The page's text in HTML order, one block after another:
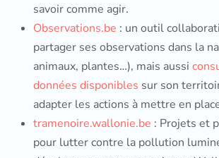
savoir comme agir.
Observations.be : un outil
partager ses observations dans la
animaux, plantes…), mais aussi
données disponibles sur son
adapter les actions à mettre en
tramenoire.wallonie.be : Projets et
pour lutter contre la pollution